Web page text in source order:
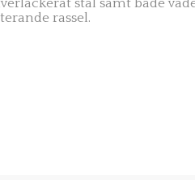
rassel.